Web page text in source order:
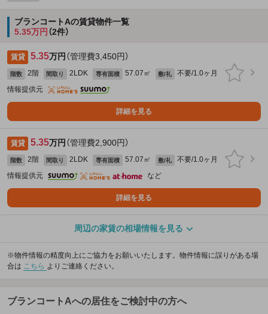
ブランコートAの賃貸物件一覧
5.35万円 （2件）
賃貸 5.35万円 （管理費3,450円）
階数 2階 間取り 2LDK 専有面積 57.07㎡ 敷/礼
不要/1.0ヶ月
情報提供元
詳細を見る
賃貸 5.35万円 （管理費2,900円）
階数 2階 間取り 2LDK 専有面積 57.07㎡ 敷/礼
不要/1.0ヶ月
情報提供元
など
詳細を見る
周辺の家賃の相場情報を見る
※物件情報の精度向上にご協力をお願いいたします。物件情報に誤りがある場
合は こちら よりご連絡ください。
ブランコートAへの居住をご検討中の方へ